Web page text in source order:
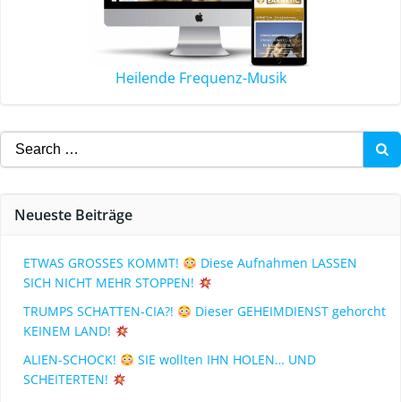
Heilende Frequenz-Musik
Neueste Beiträge
ETWAS GROSSES KOMMT!
Diese Aufnahmen LASSEN
SICH NICHT MEHR STOPPEN!
TRUMPS SCHATTEN-CIA?!
Dieser GEHEIMDIENST gehorcht
KEINEM LAND!
ALIEN-SCHOCK!
SIE wollten IHN HOLEN… UND
SCHEITERTEN!